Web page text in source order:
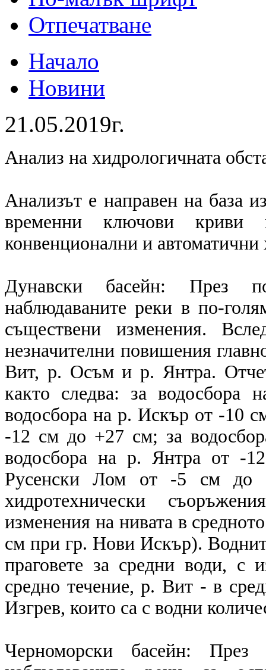
Отпечатване
Начало
Новини
21.05.2019г.
Анализ на хидрологичната
Анализът е направен на база
временни ключови криви
конвенционални и
Дунавски басейн: През
наблюдаваните реки в по-
съществени изменения.
незначителни повишения
Вит, р. Осъм и р. Янтра.
както следва: за
водосбора на р. Искър от -10
-12 см до +27 см; за
водосбора на р. Янтра от -
Русенски Лом от -5 см до
хидротехнически
изменения на нивата в
см при гр. Нови Искър).
праговете за средни води,
средно течение, р. Вит - в
Изгрев, които са с водни
Черноморски басейн: През